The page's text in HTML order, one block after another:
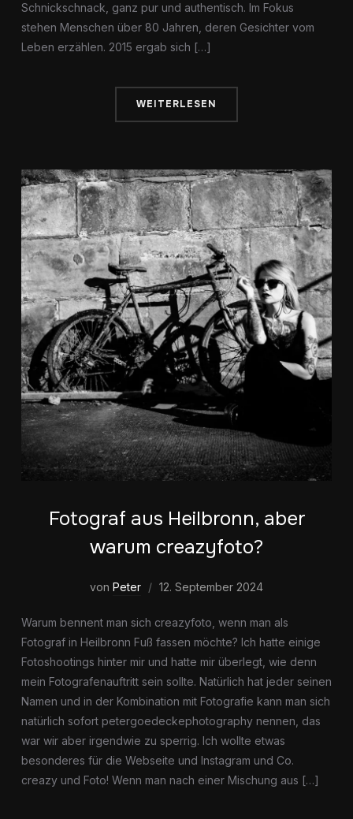
Schnickschnack, ganz pur und authentisch. Im Fokus
stehen Menschen über 80 Jahren, deren Gesichter vom
Leben erzählen. 2015 ergab sich […]
WEITERLESEN
Fotograf aus Heilbronn, aber
warum creazyfoto?
von Peter 12. September 2024
Warum bennent man sich creazyfoto, wenn man als
Fotograf in Heilbronn Fuß fassen möchte? Ich hatte einige
Fotoshootings hinter mir und hatte mir überlegt, wie denn
mein Fotografenauftritt sein sollte. Natürlich hat jeder seinen
Namen und in der Kombination mit Fotografie kann man sich
natürlich sofort petergoedeckephotography nennen, das
war wir aber irgendwie zu sperrig. Ich wollte etwas
besonderes für die Webseite und Instagram und Co.
creazy und Foto! Wenn man nach einer Mischung aus […]